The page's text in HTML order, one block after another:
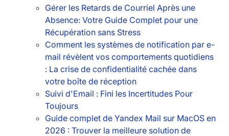
Gérer les Retards de Courriel Après une
Absence: Votre Guide Complet pour une
Récupération sans Stress
Comment les systèmes de notification par e-
mail révèlent vos comportements quotidiens
: La crise de confidentialité cachée dans
votre boîte de réception
Suivi d'Email : Fini les Incertitudes Pour
Toujours
Guide complet de Yandex Mail sur MacOS en
2026 : Trouver la meilleure solution de